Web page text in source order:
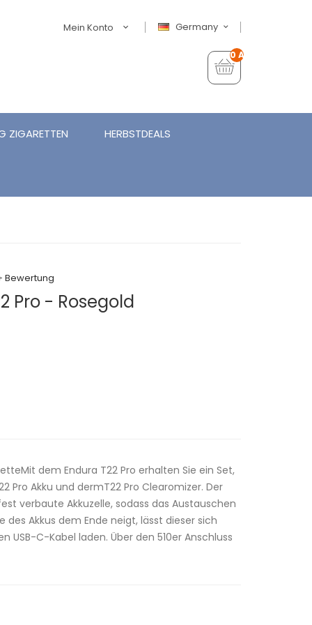
Germany
Mein Konto
0 Artikel - €0,00
ZIGARETTEN HERBSTDEALS
Bewertung
Pro - Rosegold
dem Endura T22 Pro erhalten Sie ein Set,
Pro Akku und dermT22 Pro Clearomizer. Der
verbaute Akkuzelle, sodass das Austauschen
des Akkus dem Ende neigt, lässt dieser sich
C-Kabel laden. Über den 510er Anschluss